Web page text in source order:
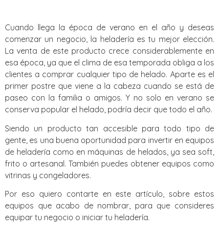
Cuando llega la época de verano en el año y deseas
comenzar un negocio, la heladería es tu mejor elección.
La venta de este producto crece considerablemente en
esa época, ya que el clima de esa temporada obliga a los
clientes a comprar cualquier tipo de helado. Aparte es el
primer postre que viene a la cabeza cuando se está de
paseo con la familia o amigos. Y no solo en verano se
conserva popular el helado, podría decir que todo el año.
Siendo un producto tan accesible para todo tipo de
gente, es una buena oportunidad para invertir en equipos
de heladería como en máquinas de helados, ya sea soft,
frito o artesanal. También puedes obtener equipos como
vitrinas y congeladores.
Por eso quiero contarte en este artículo, sobre estos
equipos que acabo de nombrar, para que consideres
equipar tu negocio o iniciar tu heladería.